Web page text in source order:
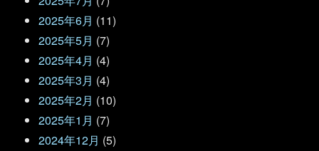
2025年6月 (11)
2025年5月 (7)
2025年4月 (4)
2025年3月 (4)
2025年2月 (10)
2025年1月 (7)
2024年12月 (5)